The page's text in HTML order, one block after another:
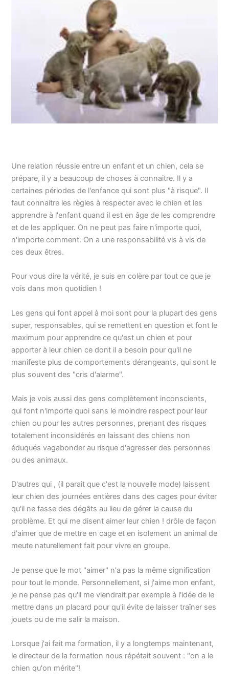
Une relation réussie entre un enfant et un chien, cela se
prépare, il y a beaucoup de choses à connaitre. Il y a
certaines périodes de l'enfance qui sont plus "à risque". Il
faut connaitre les règles à respecter avec le chien et les
apprendre à l'enfant quand il est en âge de les comprendre
et de les appliquer. On ne peut pas faire n'importe quoi,
n'importe comment. On a une responsabilité vis à vis de
ces deux êtres.
Pour vous dire la vérité, je suis en colère par tout ce que je
vois dans mon quotidien !
Les gens qui font appel à moi sont pour la plupart des gens
super, responsables, qui se remettent en question et font le
maximum pour apprendre ce qu'est un chien et pour
apporter à leur chien ce dont il a besoin pour qu'il ne
manifeste plus de comportements dérangeants, qui sont le
plus souvent des "cris d'alarme".
Mais je vois aussi des gens complètement inconscients,
qui font n'importe quoi sans le moindre respect pour leur
chien ou pour les autres personnes, prenant des risques
totalement inconsidérés en laissant des chiens non
éduqués vagabonder au risque d'agresser des personnes
ou des animaux.
D'autres qui , (il parait que c'est la nouvelle mode) laissent
leur chien des journées entières dans des cages pour éviter
qu'il ne fasse des dégâts au lieu de gérer la cause du
problème. Et qui me disent aimer leur chien ! drôle de façon
d'aimer que de mettre en cage et en isolement un animal de
meute naturellement fait pour vivre en groupe.
Je pense que le mot "aimer" n'a pas la même signification
pour tout le monde. Personnellement, si j'aime mon enfant,
je ne pense pas qu'il me viendrait par exemple à l'idée de le
mettre dans un placard pour qu'il évite de laisser traîner ses
jouets ou de me salir la maison.
Lorsque j'ai fait ma formation, il y a longtemps maintenant,
le directeur de la formation nous répétait souvent : "on a le
chien qu'on mérite"!